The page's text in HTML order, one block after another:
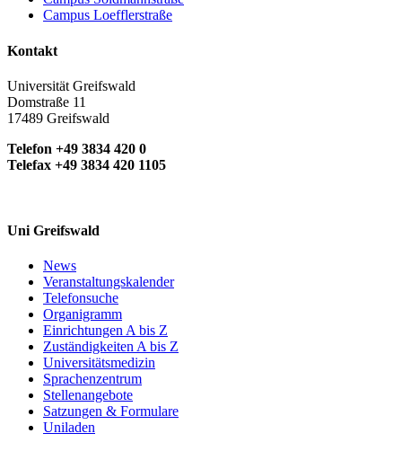
Campus Loefflerstraße
Kontakt
Universität Greifswald
Domstraße 11
17489 Greifswald
Telefon +49 3834 420 0
Telefax +49 3834 420 1105
Uni Greifswald
News
Veranstaltungskalender
Telefonsuche
Organigramm
Einrichtungen A bis Z
Zuständigkeiten A bis Z
Universitätsmedizin
Sprachenzentrum
Stellenangebote
Satzungen & Formulare
Uniladen